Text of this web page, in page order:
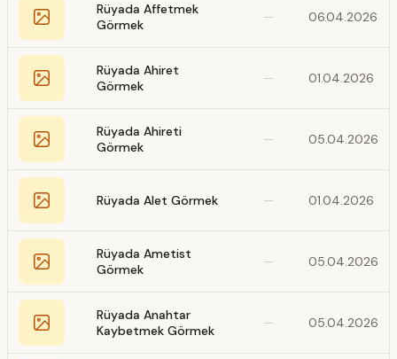
Rüyada Affetmek
Görmek
— 06.04.2026
Rüyada Ahiret
Görmek
— 01.04.2026
Rüyada Ahireti
Görmek
— 05.04.2026
Rüyada Alet Görmek — 01.04.2026
Rüyada Ametist
Görmek
— 05.04.2026
Rüyada Anahtar
Kaybetmek Görmek
— 05.04.2026